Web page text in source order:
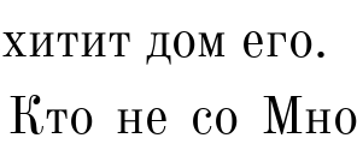
дом его.
не со